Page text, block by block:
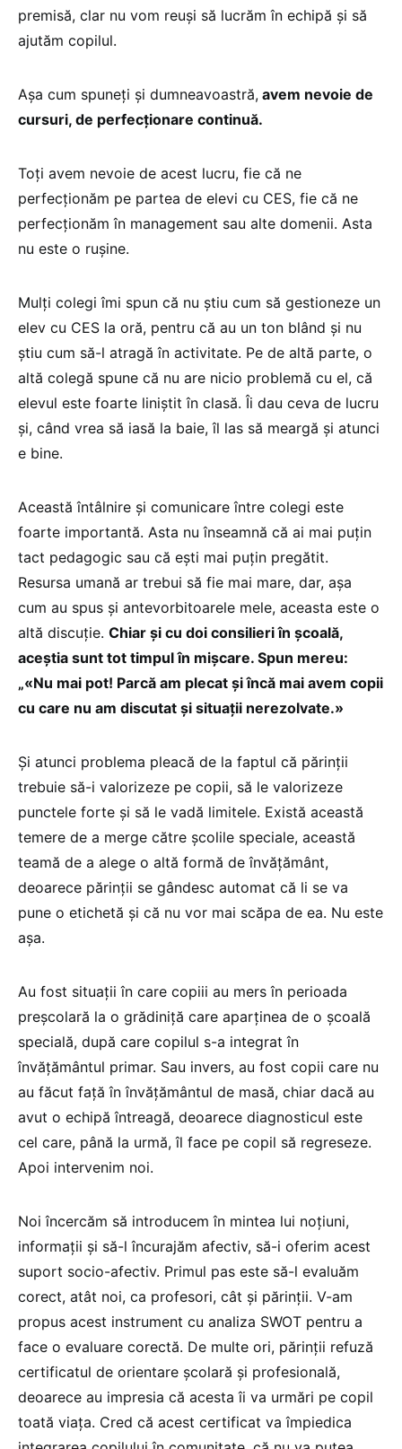
premisă, clar nu vom reuși să lucrăm în echipă și să
ajutăm copilul.
Așa cum spuneți și dumneavoastră, avem nevoie de
cursuri, de perfecționare continuă.
Toți avem nevoie de acest lucru, fie că ne
perfecționăm pe partea de elevi cu CES, fie că ne
perfecționăm în management sau alte domenii. Asta
nu este o rușine.
Mulți colegi îmi spun că nu știu cum să gestioneze un
elev cu CES la oră, pentru că au un ton blând și nu
știu cum să-l atragă în activitate. Pe de altă parte, o
altă colegă spune că nu are nicio problemă cu el, că
elevul este foarte liniștit în clasă. Îi dau ceva de lucru
și, când vrea să iasă la baie, îl las să meargă și atunci
e bine.
Această întâlnire și comunicare între colegi este
foarte importantă. Asta nu înseamnă că ai mai puțin
tact pedagogic sau că ești mai puțin pregătit.
Resursa umană ar trebui să fie mai mare, dar, așa
cum au spus și antevorbitoarele mele, aceasta este o
altă discuție. Chiar și cu doi consilieri în școală,
aceștia sunt tot timpul în mișcare. Spun mereu:
„«Nu mai pot! Parcă am plecat și încă mai avem copii
cu care nu am discutat și situații nerezolvate.»
Și atunci problema pleacă de la faptul că părinții
trebuie să-i valorizeze pe copii, să le valorizeze
punctele forte și să le vadă limitele. Există această
temere de a merge către școlile speciale, această
teamă de a alege o altă formă de învățământ,
deoarece părinții se gândesc automat că li se va
pune o etichetă și că nu vor mai scăpa de ea. Nu este
așa.
Au fost situații în care copiii au mers în perioada
preșcolară la o grădiniță care aparținea de o școală
specială, după care copilul s-a integrat în
învățământul primar. Sau invers, au fost copii care nu
au făcut față în învățământul de masă, chiar dacă au
avut o echipă întreagă, deoarece diagnosticul este
cel care, până la urmă, îl face pe copil să regreseze.
Apoi intervenim noi.
Noi încercăm să introducem în mintea lui noțiuni,
informații și să-l încurajăm afectiv, să-i oferim acest
suport socio-afectiv. Primul pas este să-l evaluăm
corect, atât noi, ca profesori, cât și părinții. V-am
propus acest instrument cu analiza SWOT pentru a
face o evaluare corectă. De multe ori, părinții refuză
certificatul de orientare școlară și profesională,
deoarece au impresia că acesta îi va urmări pe copil
toată viața. Cred că acest certificat va împiedica